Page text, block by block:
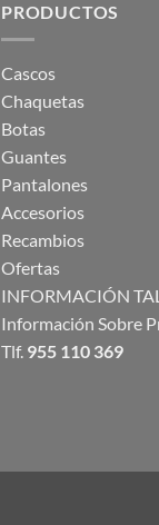
PRODUCTOS
Cascos
Chaquetas
Botas
Guantes
Pantalones
Accesorios
Recambios
Ofertas
INFORMACIÓN
Información Sobre
Tlf. 955 110 369